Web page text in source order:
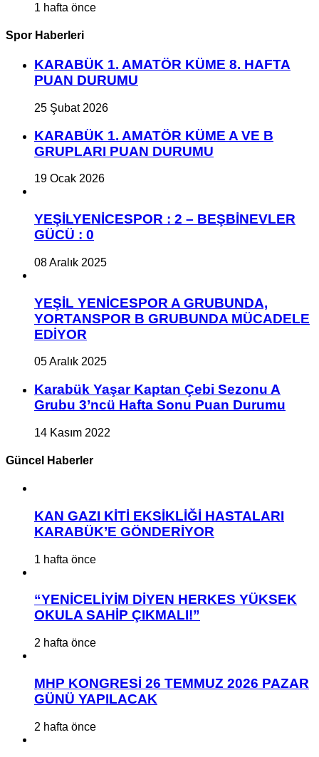
1 hafta önce
Spor Haberleri
KARABÜK 1. AMATÖR KÜME 8. HAFTA
PUAN DURUMU
25 Şubat 2026
KARABÜK 1. AMATÖR KÜME A VE B
GRUPLARI PUAN DURUMU
19 Ocak 2026
YEŞİLYENİCESPOR : 2 – BEŞBİNEVLER
GÜCÜ : 0
08 Aralık 2025
YEŞİL YENİCESPOR A GRUBUNDA,
YORTANSPOR B GRUBUNDA MÜCADELE
EDİYOR
05 Aralık 2025
Karabük Yaşar Kaptan Çebi Sezonu A
Grubu 3’ncü Hafta Sonu Puan Durumu
14 Kasım 2022
Güncel Haberler
KAN GAZI KİTİ EKSİKLİĞİ HASTALARI
KARABÜK’E GÖNDERİYOR
1 hafta önce
“YENİCELİYİM DİYEN HERKES YÜKSEK
OKULA SAHİP ÇIKMALI!”
2 hafta önce
MHP KONGRESİ 26 TEMMUZ 2026 PAZAR
GÜNÜ YAPILACAK
2 hafta önce